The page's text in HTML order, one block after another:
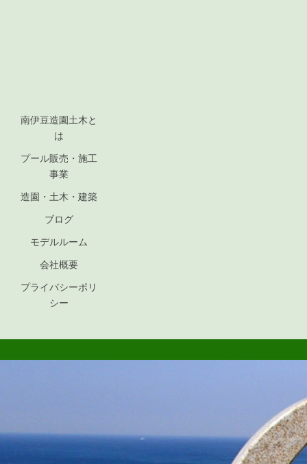
南伊豆造園土木と
は
プール販売・施工
事業
造園・土木・建築
ブログ
モデルルーム
会社概要
プライバシーポリ
シー